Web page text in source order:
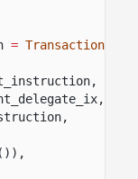
= Transaction
()),